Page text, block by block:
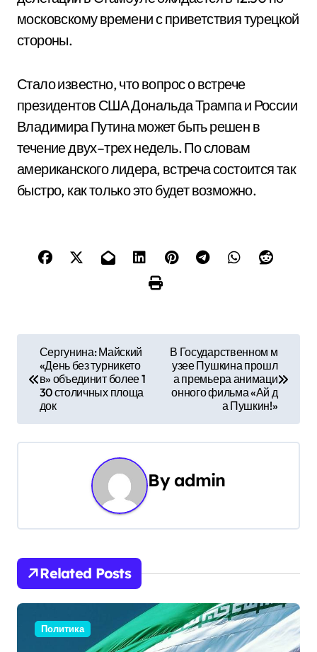
московскому времени с приветствия турецкой
стороны.
Стало известно, что вопрос о встрече
президентов США Дональда Трампа и России
Владимира Путина может быть решен в
течение двух–трех недель. По словам
американского лидера, встреча состоится так
быстро, как только это будет возможно.
и
ц
и
я
п
Сергунина: Майский
«День без турникето
в» объединит более 1
30 столичных площа
док
В Государственном м
узее Пушкина прошл
а премьера анимаци
онного фильма «Ай д
а Пушкин!»
Byadmin
Related Posts
Политика